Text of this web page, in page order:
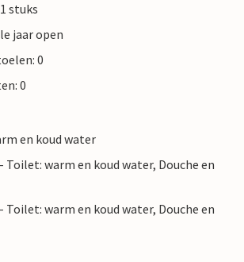
stuks
jaar open
0
0
en koud water
Toilet: warm en koud water, Douche en
Toilet: warm en koud water, Douche en